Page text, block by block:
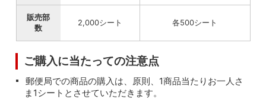
販売部
数
2,000シート 各500シート
ご購入に当たっての注意点
郵便局での商品の購入は、原則、1商品当たりお一人さ
ま1シートとさせていただきます。